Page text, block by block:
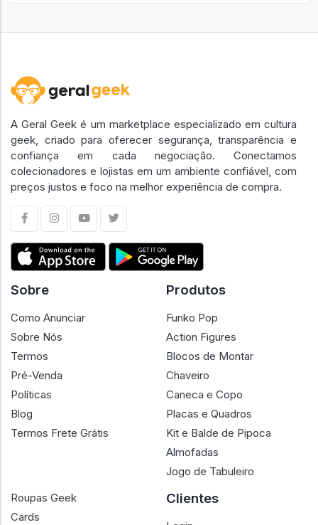
A Geral Geek é um marketplace especializado em cultura
geek, criado para oferecer segurança, transparência e
confiança em cada negociação. Conectamos
colecionadores e lojistas em um ambiente confiável, com
preços justos e foco na melhor experiência de compra.
Sobre
Como Anunciar
Sobre Nós
Termos
Pré-Venda
Políticas
Blog
Termos Frete Grátis
Produtos
Funko Pop
Action Figures
Blocos de Montar
Chaveiro
Caneca e Copo
Placas e Quadros
Kit e Balde de Pipoca
Almofadas
Jogo de Tabuleiro
Roupas Geek
Cards
Clientes